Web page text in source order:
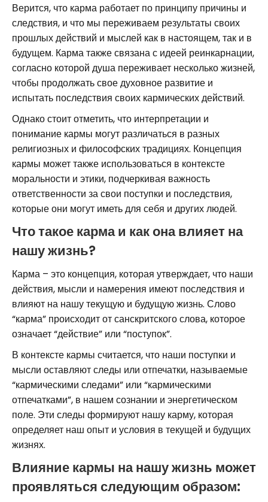
Верится, что карма работает по принципу причины и
следствия, и что мы переживаем результаты своих
прошлых действий и мыслей как в настоящем, так и в
будущем. Карма также связана с идеей реинкарнации,
согласно которой душа переживает несколько жизней,
чтобы продолжать свое духовное развитие и
испытать последствия своих кармических действий.
Однако стоит отметить, что интерпретации и
понимание кармы могут различаться в разных
религиозных и философских традициях. Концепция
кармы может также использоваться в контексте
моральности и этики, подчеркивая важность
ответственности за свои поступки и последствия,
которые они могут иметь для себя и других людей.
Что такое карма и как она влияет на
нашу жизнь?
Карма – это концепция, которая утверждает, что наши
действия, мысли и намерения имеют последствия и
влияют на нашу текущую и будущую жизнь. Слово
“карма” происходит от санскритского слова, которое
означает “действие” или “поступок”.
В контексте кармы считается, что наши поступки и
мысли оставляют следы или отпечатки, называемые
“кармическими следами” или “кармическими
отпечатками”, в нашем сознании и энергетическом
поле. Эти следы формируют нашу карму, которая
определяет наш опыт и условия в текущей и будущих
жизнях.
Влияние кармы на нашу жизнь может
проявляться следующим образом: